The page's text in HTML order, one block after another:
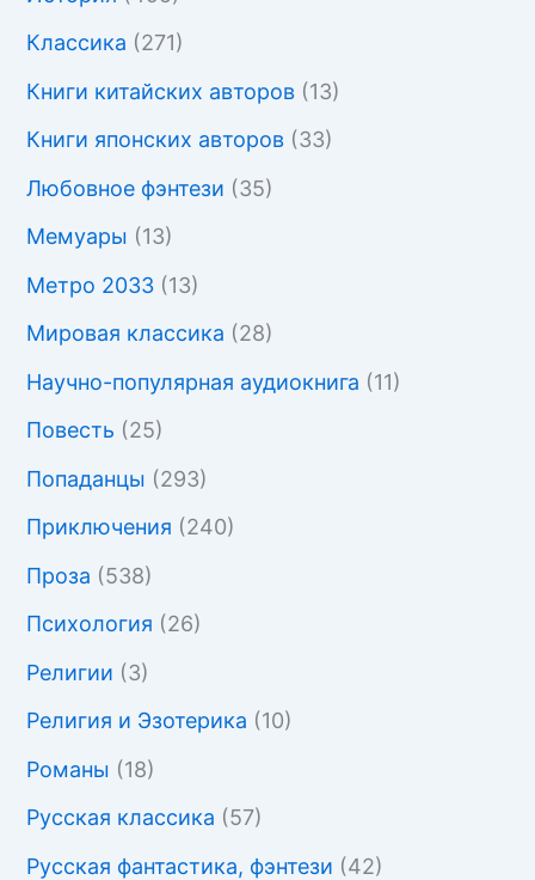
Классика (271)
Книги китайских авторов (13)
Книги японских авторов (33)
Любовное фэнтези (35)
Мемуары (13)
Метро 2033 (13)
Мировая классика (28)
Научно-популярная аудиокнига (11)
Повесть (25)
Попаданцы (293)
Приключения (240)
Проза (538)
Психология (26)
Религии (3)
Религия и Эзотерика (10)
Романы (18)
Русская классика (57)
Русская фантастика, фэнтези (42)